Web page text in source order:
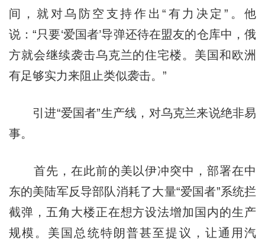
间，就对乌防空支持作出“有力决定”。他
说：“只要‘爱国者’导弹还待在盟友的仓库中，俄
方就会继续袭击乌克兰的住宅楼。美国和欧洲
有足够实力来阻止类似袭击。”
引进“爱国者”生产线，对乌克兰来说绝非易
事。
首先，在此前的美以伊冲突中，部署在中
东的美陆军反导部队消耗了大量“爱国者”系统拦
截弹，五角大楼正在想方设法增加国内的生产
规模。美国总统特朗普甚至提议，让通用汽